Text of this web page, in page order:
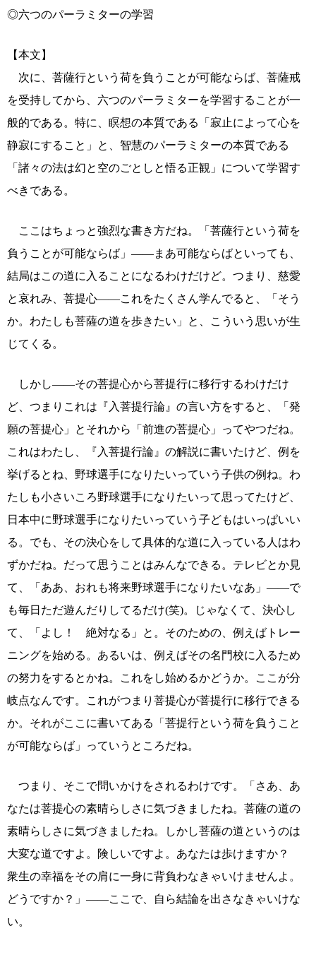
◎六つのパーラミターの学習
【本文】
次に、菩薩行という荷を負うことが可能ならば、菩薩戒
を受持してから、六つのパーラミターを学習することが一
般的である。特に、瞑想の本質である「寂止によって心を
静寂にすること」と、智慧のパーラミターの本質である
「諸々の法は幻と空のごとしと悟る正観」について学習す
べきである。
ここはちょっと強烈な書き方だね。「菩薩行という荷を
負うことが可能ならば」――まあ可能ならばといっても、
結局はこの道に入ることになるわけだけど。つまり、慈愛
と哀れみ、菩提心――これをたくさん学んでると、「そう
か。わたしも菩薩の道を歩きたい」と、こういう思いが生
じてくる。
しかし――その菩提心から菩提行に移行するわけだけ
ど、つまりこれは『入菩提行論』の言い方をすると、「発
願の菩提心」とそれから「前進の菩提心」ってやつだね。
これはわたし、『入菩提行論』の解説に書いたけど、例を
挙げるとね、野球選手になりたいっていう子供の例ね。わ
たしも小さいころ野球選手になりたいって思ってたけど、
日本中に野球選手になりたいっていう子どもはいっぱいい
る。でも、その決心をして具体的な道に入っている人はわ
ずかだね。だって思うことはみんなできる。テレビとか見
て、「ああ、おれも将来野球選手になりたいなあ」――で
も毎日ただ遊んだりしてるだけ(笑)。じゃなくて、決心し
て、「よし！ 絶対なる」と。そのための、例えばトレー
ニングを始める。あるいは、例えばその名門校に入るため
の努力をするとかね。これをし始めるかどうか。ここが分
岐点なんです。これがつまり菩提心が菩提行に移行できる
か。それがここに書いてある「菩提行という荷を負うこと
が可能ならば」っていうところだね。
つまり、そこで問いかけをされるわけです。「さあ、あ
なたは菩提心の素晴らしさに気づきましたね。菩薩の道の
素晴らしさに気づきましたね。しかし菩薩の道というのは
大変な道ですよ。険しいですよ。あなたは歩けますか？
衆生の幸福をその肩に一身に背負わなきゃいけませんよ。
どうですか？」――ここで、自ら結論を出さなきゃいけな
い。